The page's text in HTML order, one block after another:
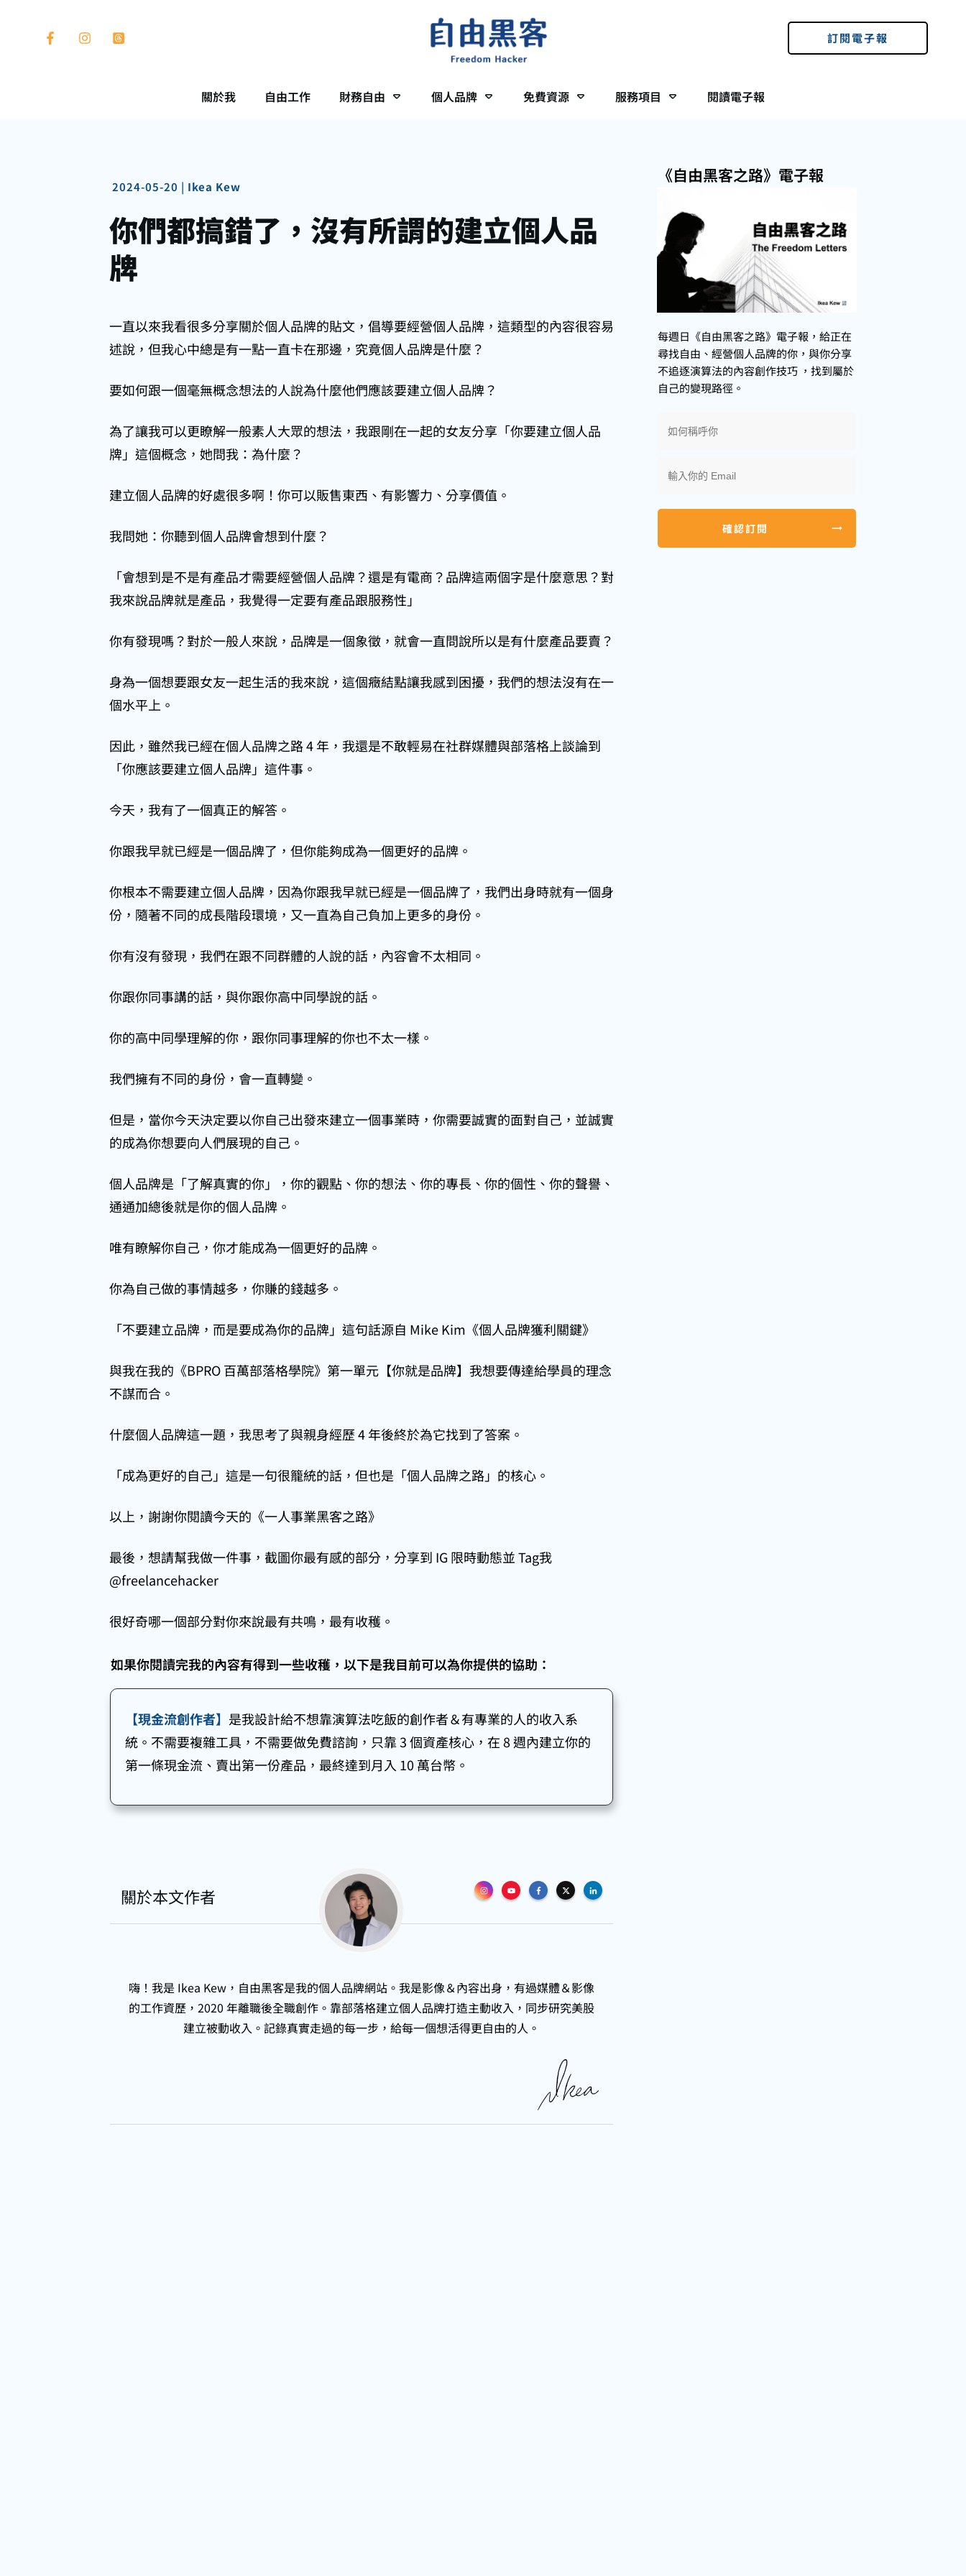
訂閱電子報
關於我 自由工作 財務自由 個人品牌 免費資源 服務項目 閱讀電子報
2024-05-20 | Ikea Kew
你們都搞錯了，沒有所謂的建立個人品
牌
一直以來我看很多分享關於個人品牌的貼文，倡導要經營個人品牌，這類型的內容很容易
述說，但我心中總是有一點一直卡在那邊，究竟個人品牌是什麼？
要如何跟一個毫無概念想法的人說為什麼他們應該要建立個人品牌？
為了讓我可以更瞭解一般素人大眾的想法，我跟剛在一起的女友分享「你要建立個人品
牌」這個概念，她問我：為什麼？
建立個人品牌的好處很多啊！你可以販售東西、有影響力、分享價值。
我問她：你聽到個人品牌會想到什麼？
「會想到是不是有產品才需要經營個人品牌？還是有電商？品牌這兩個字是什麼意思？對
我來說品牌就是產品，我覺得一定要有產品跟服務性」
你有發現嗎？對於一般人來說，品牌是一個象徵，就會一直問說所以是有什麼產品要賣？
身為一個想要跟女友一起生活的我來說，這個癥結點讓我感到困擾，我們的想法沒有在一
個水平上。
因此，雖然我已經在個人品牌之路 4 年，我還是不敢輕易在社群媒體與部落格上談論到
「你應該要建立個人品牌」這件事。
今天，我有了一個真正的解答。
你跟我早就已經是一個品牌了，但你能夠成為一個更好的品牌。
你根本不需要建立個人品牌，因為你跟我早就已經是一個品牌了，我們出身時就有一個身
份，隨著不同的成長階段環境，又一直為自己負加上更多的身份。
你有沒有發現，我們在跟不同群體的人說的話，內容會不太相同。
你跟你同事講的話，與你跟你高中同學說的話。
你的高中同學理解的你，跟你同事理解的你也不太一樣。
我們擁有不同的身份，會一直轉變。
但是，當你今天決定要以你自己出發來建立一個事業時，你需要誠實的面對自己，並誠實
的成為你想要向人們展現的自己。
個人品牌是「了解真實的你」，你的觀點、你的想法、你的專長、你的個性、你的聲譽、
通通加總後就是你的個人品牌。
唯有瞭解你自己，你才能成為一個更好的品牌。
你為自己做的事情越多，你賺的錢越多。
「不要建立品牌，而是要成為你的品牌」這句話源自 Mike Kim《個人品牌獲利關鍵》
與我在我的《BPRO 百萬部落格學院》第一單元【你就是品牌】我想要傳達給學員的理念
不謀而合。
什麼個人品牌這一題，我思考了與親身經歷 4 年後終於為它找到了答案。
「成為更好的自己」這是一句很籠統的話，但也是「個人品牌之路」的核心。
以上，謝謝你閱讀今天的《一人事業黑客之路》
最後，想請幫我做一件事，截圖你最有感的部分，分享到 IG 限時動態並 Tag我
@freelancehacker
很好奇哪一個部分對你來說最有共鳴，最有收穫。
如果你閱讀完我的內容有得到一些收穫，以下是我目前可以為你提供的協助：
【現金流創作者】 是我設計給不想靠演算法吃飯的創作者＆有專業的人的收入系
統。不需要複雜工具，不需要做免費諮詢，只靠 3 個資產核心，在 8 週內建立你的
第一條現金流、賣出第一份產品，最終達到月入 10 萬台幣。
關於本文作者
嗨！我是 Ikea Kew，自由黑客是我的個人品牌網站。我是影像＆內容出身，有過媒體＆影像
的工作資歷，2020 年離職後全職創作。靠部落格建立個人品牌打造主動收入，同步研究美股
建立被動收入。記錄真實走過的每一步，給每一個想活得更自由的人。
《自由黑客之路》電子報
每週日《自由黑客之路》電子報，給正在
尋找自由、經營個人品牌的你，與你分享
不追逐演算法的內容創作技巧 ， 找到屬於
自己的變現路徑。
確認訂閱